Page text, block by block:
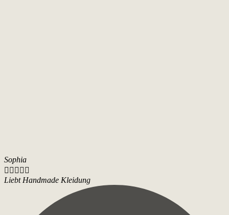
Sophia
    
Liebt Handmade Kleidung